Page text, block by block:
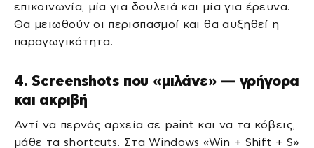
επικοινωνία, μία για δουλειά και μία για έρευνα.
Θα μειωθούν οι περισπασμοί και θα αυξηθεί η
παραγωγικότητα.
4. Screenshots που «μιλάνε» — γρήγορα
και ακριβή
Αντί να περνάς αρχεία σε paint και να τα κόβεις,
μάθε τα shortcuts. Στα Windows «Win + Shift + S»